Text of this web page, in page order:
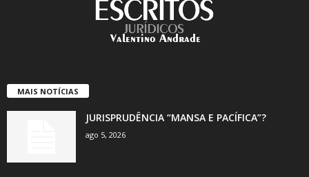
MAIS NOTÍCIAS
JURISPRUDÊNCIA “MANSA E PACÍFICA”?
ago 5, 2026